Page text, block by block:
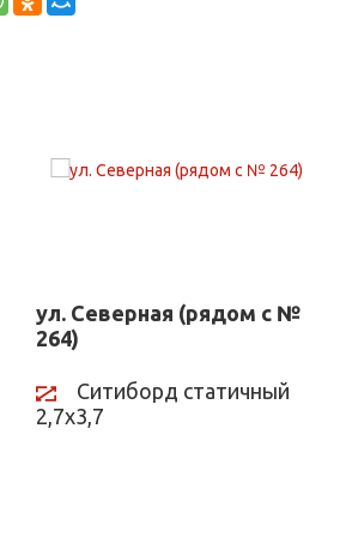
ул. Северная (рядом с №
264)
Ситиборд статичный
2,7х3,7